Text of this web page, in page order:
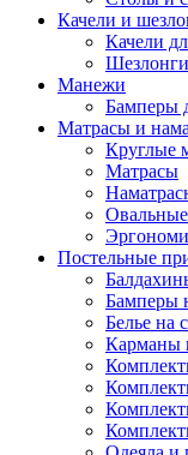
Качели и
Качели
Шезлонги
Манежи
Бамперы
Матрасы и
Круглые
Матрасы
Постельные
Бамперы
Белье на
Карманы